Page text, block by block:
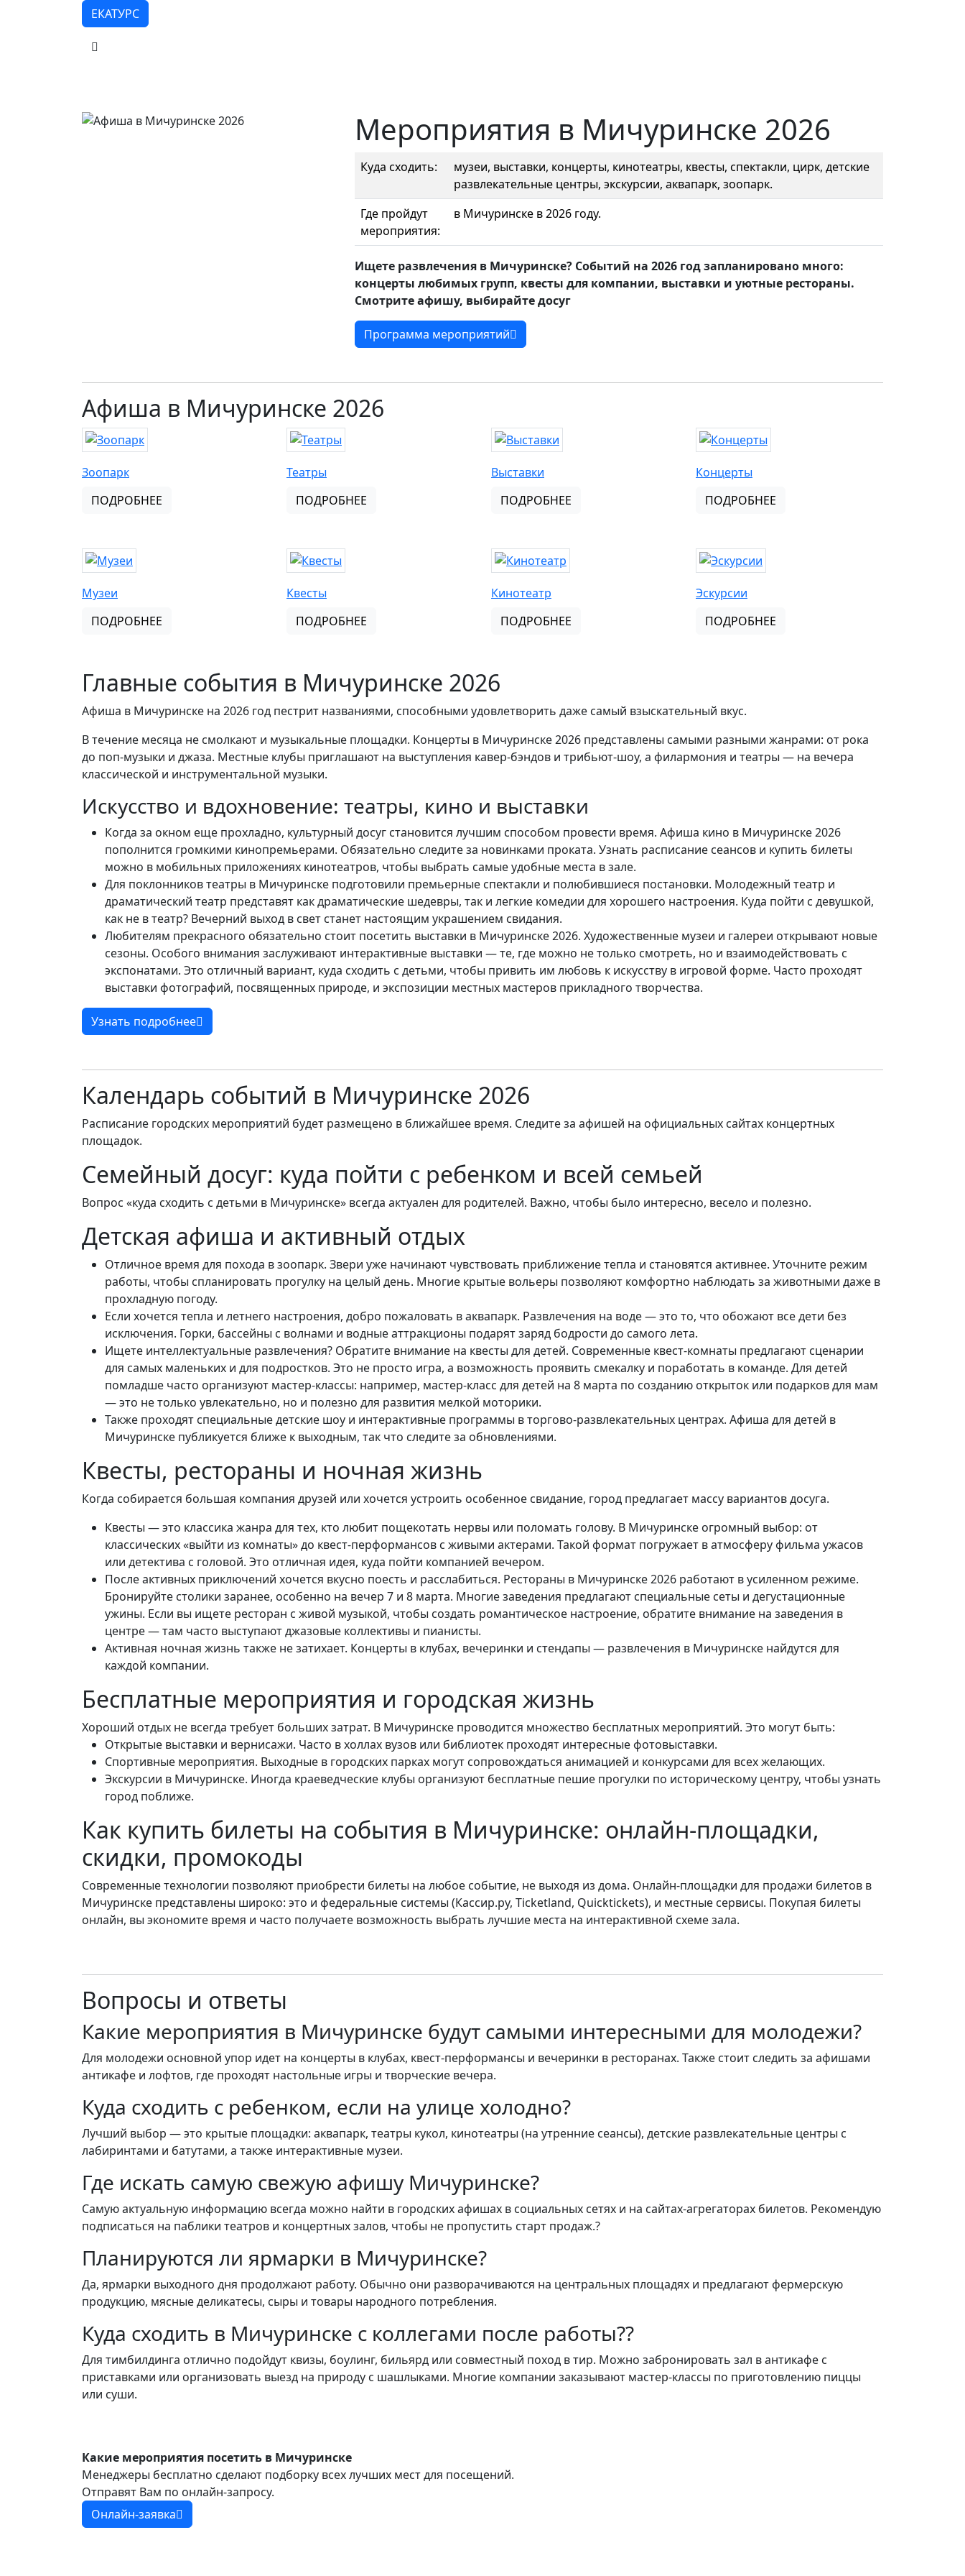
ЕКАТУРС
Мероприятия в Мичуринске 2026
Куда сходить:
музеи, выставки, концерты, кинотеатры, квесты, спектакли, цирк, детские
развлекательные центры, экскурсии, аквапарк, зоопарк.
Где пройдут
мероприятия:
в Мичуринске в 2026 году.
Ищете развлечения в Мичуринске? Событий на 2026 год запланировано много:
концерты любимых групп, квесты для компании, выставки и уютные рестораны.
Смотрите афишу, выбирайте досуг
Программа мероприятий
Афиша в Мичуринске 2026
Зоопарк
ПОДРОБНЕЕ
Театры
ПОДРОБНЕЕ
Выставки
ПОДРОБНЕЕ
Концерты
ПОДРОБНЕЕ
Музеи
ПОДРОБНЕЕ
Квесты
ПОДРОБНЕЕ
Кинотеатр
ПОДРОБНЕЕ
Эскурсии
ПОДРОБНЕЕ
Главные события в Мичуринске 2026
Афиша в Мичуринске на 2026 год пестрит названиями, способными удовлетворить даже самый взыскательный вкус.
В течение месяца не смолкают и музыкальные площадки. Концерты в Мичуринске 2026 представлены самыми разными жанрами: от рока
до поп-музыки и джаза. Местные клубы приглашают на выступления кавер-бэндов и трибьют-шоу, а филармония и театры — на вечера
классической и инструментальной музыки.
Искусство и вдохновение: театры, кино и выставки
Когда за окном еще прохладно, культурный досуг становится лучшим способом провести время. Афиша кино в Мичуринске 2026
пополнится громкими кинопремьерами. Обязательно следите за новинками проката. Узнать расписание сеансов и купить билеты
можно в мобильных приложениях кинотеатров, чтобы выбрать самые удобные места в зале.
Для поклонников театры в Мичуринске подготовили премьерные спектакли и полюбившиеся постановки. Молодежный театр и
драматический театр представят как драматические шедевры, так и легкие комедии для хорошего настроения. Куда пойти с девушкой,
как не в театр? Вечерний выход в свет станет настоящим украшением свидания.
Любителям прекрасного обязательно стоит посетить выставки в Мичуринске 2026. Художественные музеи и галереи открывают новые
сезоны. Особого внимания заслуживают интерактивные выставки — те, где можно не только смотреть, но и взаимодействовать с
экспонатами. Это отличный вариант, куда сходить с детьми, чтобы привить им любовь к искусству в игровой форме. Часто проходят
выставки фотографий, посвященных природе, и экспозиции местных мастеров прикладного творчества.
Узнать подробнее
Календарь событий в Мичуринске 2026
Расписание городских мероприятий будет размещено в ближайшее время. Следите за афишей на официальных сайтах концертных
площадок.
Семейный досуг: куда пойти с ребенком и всей семьей
Вопрос «куда сходить с детьми в Мичуринске» всегда актуален для родителей. Важно, чтобы было интересно, весело и полезно.
Детская афиша и активный отдых
Отличное время для похода в зоопарк. Звери уже начинают чувствовать приближение тепла и становятся активнее. Уточните режим
работы, чтобы спланировать прогулку на целый день. Многие крытые вольеры позволяют комфортно наблюдать за животными даже в
прохладную погоду.
Если хочется тепла и летнего настроения, добро пожаловать в аквапарк. Развлечения на воде — это то, что обожают все дети без
исключения. Горки, бассейны с волнами и водные аттракционы подарят заряд бодрости до самого лета.
Ищете интеллектуальные развлечения? Обратите внимание на квесты для детей. Современные квест-комнаты предлагают сценарии
для самых маленьких и для подростков. Это не просто игра, а возможность проявить смекалку и поработать в команде. Для детей
помладше часто организуют мастер-классы: например, мастер-класс для детей на 8 марта по созданию открыток или подарков для мам
— это не только увлекательно, но и полезно для развития мелкой моторики.
Также проходят специальные детские шоу и интерактивные программы в торгово-развлекательных центрах. Афиша для детей в
Мичуринске публикуется ближе к выходным, так что следите за обновлениями.
Квесты, рестораны и ночная жизнь
Когда собирается большая компания друзей или хочется устроить особенное свидание, город предлагает массу вариантов досуга.
Квесты — это классика жанра для тех, кто любит пощекотать нервы или поломать голову. В Мичуринске огромный выбор: от
классических «выйти из комнаты» до квест-перформансов с живыми актерами. Такой формат погружает в атмосферу фильма ужасов
или детектива с головой. Это отличная идея, куда пойти компанией вечером.
После активных приключений хочется вкусно поесть и расслабиться. Рестораны в Мичуринске 2026 работают в усиленном режиме.
Бронируйте столики заранее, особенно на вечер 7 и 8 марта. Многие заведения предлагают специальные сеты и дегустационные
ужины. Если вы ищете ресторан с живой музыкой, чтобы создать романтическое настроение, обратите внимание на заведения в
центре — там часто выступают джазовые коллективы и пианисты.
Активная ночная жизнь также не затихает. Концерты в клубах, вечеринки и стендапы — развлечения в Мичуринске найдутся для
каждой компании.
Бесплатные мероприятия и городская жизнь
Хороший отдых не всегда требует больших затрат. В Мичуринске проводится множество бесплатных мероприятий. Это могут быть:
Открытые выставки и вернисажи. Часто в холлах вузов или библиотек проходят интересные фотовыставки.
Спортивные мероприятия. Выходные в городских парках могут сопровождаться анимацией и конкурсами для всех желающих.
Экскурсии в Мичуринске. Иногда краеведческие клубы организуют бесплатные пешие прогулки по историческому центру, чтобы узнать
город поближе.
Как купить билеты на события в Мичуринске: онлайн-площадки,
скидки, промокоды
Современные технологии позволяют приобрести билеты на любое событие, не выходя из дома. Онлайн-площадки для продажи билетов в
Мичуринске представлены широко: это и федеральные системы (Кассир.ру, Ticketland, Quicktickets), и местные сервисы. Покупая билеты
онлайн, вы экономите время и часто получаете возможность выбрать лучшие места на интерактивной схеме зала.
Вопросы и ответы
Какие мероприятия в Мичуринске будут самыми интересными для молодежи?
Для молодежи основной упор идет на концерты в клубах, квест-перформансы и вечеринки в ресторанах. Также стоит следить за афишами
антикафе и лофтов, где проходят настольные игры и творческие вечера.
Куда сходить с ребенком, если на улице холодно?
Лучший выбор — это крытые площадки: аквапарк, театры кукол, кинотеатры (на утренние сеансы), детские развлекательные центры с
лабиринтами и батутами, а также интерактивные музеи.
Где искать самую свежую афишу Мичуринске?
Самую актуальную информацию всегда можно найти в городских афишах в социальных сетях и на сайтах-агрегаторах билетов. Рекомендую
подписаться на паблики театров и концертных залов, чтобы не пропустить старт продаж.?
Планируются ли ярмарки в Мичуринске?
Да, ярмарки выходного дня продолжают работу. Обычно они разворачиваются на центральных площадях и предлагают фермерскую
продукцию, мясные деликатесы, сыры и товары народного потребления.
Куда сходить в Мичуринске с коллегами после работы??
Для тимбилдинга отлично подойдут квизы, боулинг, бильярд или совместный поход в тир. Можно забронировать зал в антикафе с
приставками или организовать выезд на природу с шашлыками. Многие компании заказывают мастер-классы по приготовлению пиццы
или суши.
Какие мероприятия посетить в Мичуринске
Менеджеры бесплатно сделают подборку всех лучших мест для посещений.
Отправят Вам по онлайн-запросу.
Онлайн-заявка